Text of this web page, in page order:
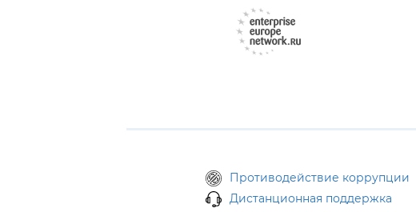
Противодействие коррупции
Дистанционная поддержка